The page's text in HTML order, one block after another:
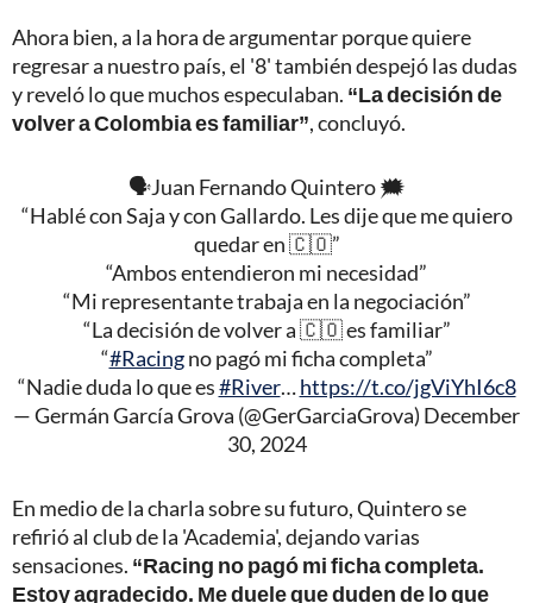
Ahora bien, a la hora de argumentar porque quiere
regresar a nuestro país, el '8' también despejó las dudas
y reveló lo que muchos especulaban. “La decisión de
volver a Colombia es familiar”, concluyó.
🗣️Juan Fernando Quintero 🗯️
“Hablé con Saja y con Gallardo. Les dije que me quiero
quedar en 🇨🇴”
“Ambos entendieron mi necesidad”
“Mi representante trabaja en la negociación”
“La decisión de volver a 🇨🇴 es familiar”
“#Racingno pagó mi ficha completa”
“Nadie duda lo que es#River…https://t.co/jgViYhI6c8
— Germán García Grova (@GerGarciaGrova) December
30, 2024
En medio de la charla sobre su futuro, Quintero se
refirió al club de la 'Academia', dejando varias
sensaciones. “Racing no pagó mi ficha completa.
Estoy agradecido. Me duele que duden de lo que